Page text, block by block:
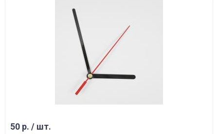
50 р. / шт.